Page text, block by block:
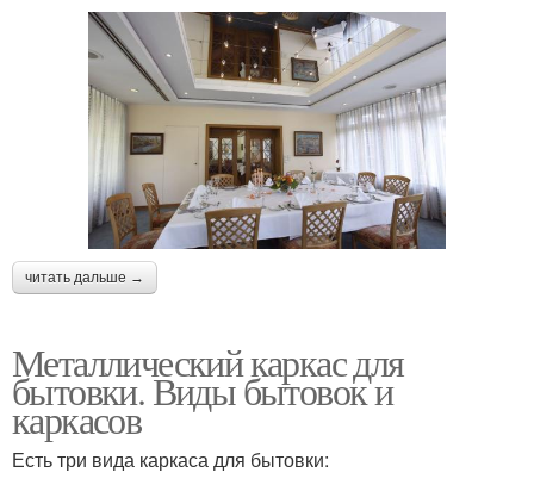
читать дальше →
Металлический каркас для
бытовки. Виды бытовок и
каркасов
Есть три вида каркаса для бытовки: